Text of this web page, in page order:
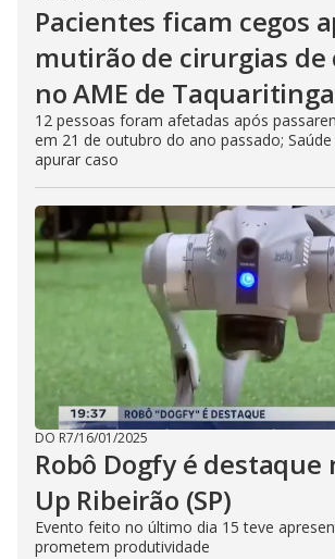
Pacientes ficam cegos
mutirão de cirurgias de
no AME de Taquaritinga
12 pessoas foram afetadas após
em 21 de outubro do ano passado; Saúde
apurar caso
DO R7/16/01/2025
Robô Dogfy é destaque
Up Ribeirão (SP)
Evento feito no último dia 15 teve
prometem produtividade